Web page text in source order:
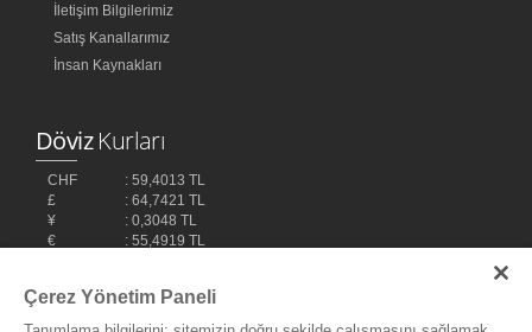
İletişim Bilgilerimiz
Satış Kanallarımız
İnsan Kaynakları
DövizKurları
CHF
: 59,4013 TL
£
: 64,7421 TL
¥
: 0,3048 TL
€
: 55,4919 TL
Çerez Yönetim Paneli